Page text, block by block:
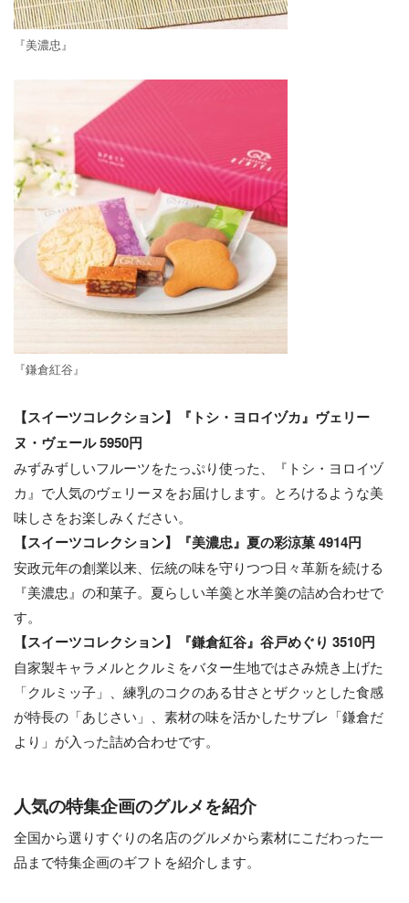
『美濃忠』
『鎌倉紅谷』
【スイーツコレクション】『トシ・ヨロイヅカ』ヴェリー
ヌ・ヴェール 5950円
みずみずしいフルーツをたっぷり使った、『トシ・ヨロイヅ
カ』で人気のヴェリーヌをお届けします。とろけるような美
味しさをお楽しみください。
【スイーツコレクション】『美濃忠』夏の彩涼菓 4914円
安政元年の創業以来、伝統の味を守りつつ日々革新を続ける
『美濃忠』の和菓子。夏らしい羊羹と水羊羹の詰め合わせで
す。
【スイーツコレクション】『鎌倉紅谷』谷戸めぐり 3510円
自家製キャラメルとクルミをバター生地ではさみ焼き上げた
「クルミッ子」、練乳のコクのある甘さとザクッとした食感
が特長の「あじさい」、素材の味を活かしたサブレ「鎌倉だ
より」が入った詰め合わせです。
人気の特集企画のグルメを紹介
全国から選りすぐりの名店のグルメから素材にこだわった一
品まで特集企画のギフトを紹介します。